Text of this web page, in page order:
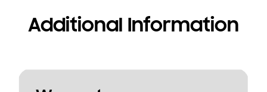
Additional Information